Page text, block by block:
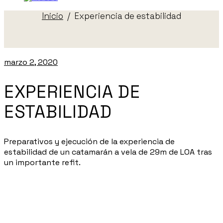
Inicio Experiencia de estabilidad
marzo 2, 2020
EXPERIENCIA DE
ESTABILIDAD
Preparativos y ejecución de la experiencia de
estabilidad de un catamarán a vela de 29m de LOA tras
un importante refit.